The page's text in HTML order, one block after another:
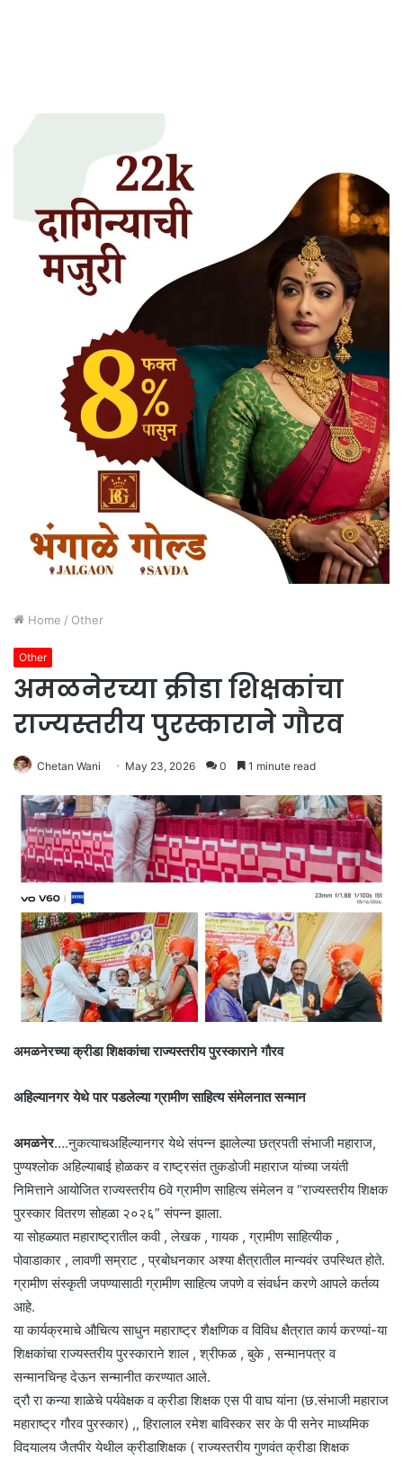
Home / Other
Other
अमळनेरच्या क्रीडा शिक्षकांचा
राज्यस्तरीय पुरस्काराने गौरव
Chetan Wani May 23, 2026 0 1 minute read
अमळनेरच्या क्रीडा शिक्षकांचा राज्यस्तरीय पुरस्काराने गौरव
अहिल्यानगर येथे पार पडलेल्या ग्रामीण साहित्य संमेलनात सन्मान
अमळनेर….नुकत्याचअहिंल्यानगर येथे संपन्न झालेल्या छत्रपती संभाजी महाराज,
पुण्यश्लोक अहिल्याबाई होळकर व राष्ट्रसंत तुकडोजी महाराज यांच्या जयंती
निमित्ताने आयोजित राज्यस्तरीय 6वे ग्रामीण साहित्य संमेलन व “राज्यस्तरीय शिक्षक
पुरस्कार वितरण सोहळा २०२६” संपन्न झाला.
या सोहळ्यात महाराष्ट्रातील कवी , लेखक , गायक , ग्रामीण साहित्यीक ,
पोवाडाकार , लावणी सम्राट , प्रबोधनकार अश्या क्षैत्रातील मान्यवंर उपस्थित होते.
ग्रामीण संस्कृती जपण्यासाठी ग्रामीण साहित्य जपणे व संवर्धन करणे आपले कर्तव्य
आहे.
या कार्यक्रमाचे औचित्य साधुन महाराष्ट्र शैक्षणिक व विविध क्षैत्रात कार्य करण्यां-या
शिक्षकांचा राज्यस्तरीय पुरस्काराने शाल , श्रीफळ , बुके , सन्मानपत्र व
सन्मानचिन्ह देऊन सन्मानीत करण्यात आले.
द्रौ रा कन्या शाळेचे पर्यवेक्षक व क्रीडा शिक्षक एस पी वाघ यांना (छ.संभाजी महाराज
महाराष्ट्र गौरव पुरस्कार) ,, हिरालाल रमेश बाविस्कर सर के पी सनेर माध्यमिक
विदयालय जैतपीर येथील क्रीडाशिक्षक ( राज्यस्तरीय गुणवंत क्रीडा शिक्षक